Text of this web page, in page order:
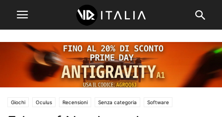
Giochi Oculus Recensioni Senza categoria Software